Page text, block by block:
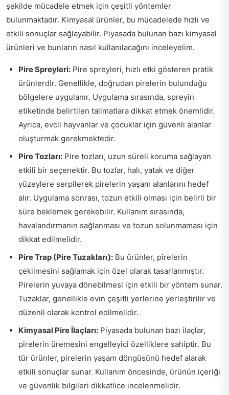
şekilde mücadele etmek için çeşitli yöntemler
bulunmaktadır. Kimyasal ürünler, bu mücadelede hızlı ve
etkili sonuçlar sağlayabilir. Piyasada bulunan bazı kimyasal
ürünleri ve bunların nasıl kullanılacağını inceleyelim.
Pire Spreyleri: Pire spreyleri, hızlı etki gösteren pratik
ürünlerdir. Genellikle, doğrudan pirelerin bulunduğu
bölgelere uygulanır. Uygulama sırasında, spreyin
etiketinde belirtilen talimatlara dikkat etmek önemlidir.
Ayrıca, evcil hayvanlar ve çocuklar için güvenli alanlar
oluşturmak gerekmektedir.
Pire Tozları: Pire tozları, uzun süreli koruma sağlayan
etkili bir seçenektir. Bu tozlar, halı, yatak ve diğer
yüzeylere serpilerek pirelerin yaşam alanlarını hedef
alır. Uygulama sonrası, tozun etkili olması için belirli bir
süre beklemek gerekebilir. Kullanım sırasında,
havalandırmanın sağlanması ve tozun solunmaması için
dikkat edilmelidir.
Pire Trap (Pire Tuzakları): Bu ürünler, pirelerin
çekilmesini sağlamak için özel olarak tasarlanmıştır.
Pirelerin yuvaya dönebilmesi için etkili bir yöntem sunar.
Tuzaklar, genellikle evin çeşitli yerlerine yerleştirilir ve
düzenli olarak kontrol edilmelidir.
Kimyasal Pire İlaçları: Piyasada bulunan bazı ilaçlar,
pirelerin üremesini engelleyici özelliklere sahiptir. Bu
tür ürünler, pirelerin yaşam döngüsünü hedef alarak
etkili sonuçlar sunar. Kullanım öncesinde, ürünün içeriği
ve güvenlik bilgileri dikkatlice incelenmelidir.